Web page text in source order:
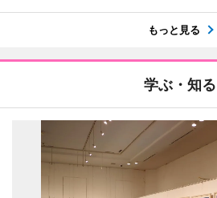
もっと見る
学ぶ・知る